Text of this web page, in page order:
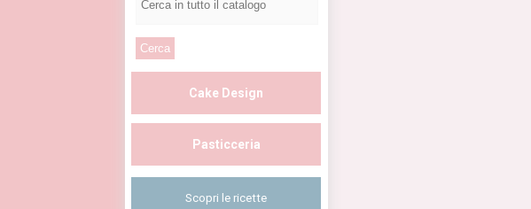
Cake Design
Pasticceria
Scopri le ricette